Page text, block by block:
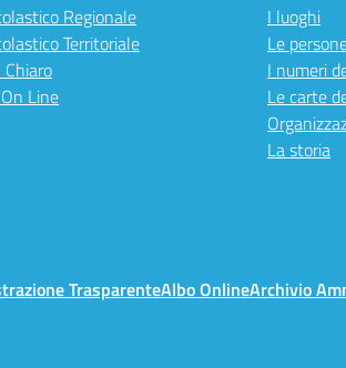
Regionale
Territoriale
Line
I luoghi
Le
I numeri
Le carte
La storia
TrasparenteAlbo OnlineArchivio